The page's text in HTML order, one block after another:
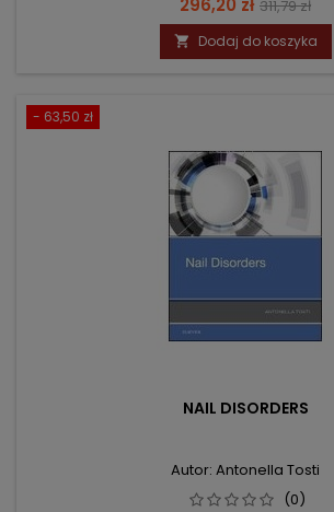
296,20 zł 311,79 zł
 Dodaj do koszyka
- 63,50 zł
NAIL DISORDERS
Autor: Antonella Tosti
(0)